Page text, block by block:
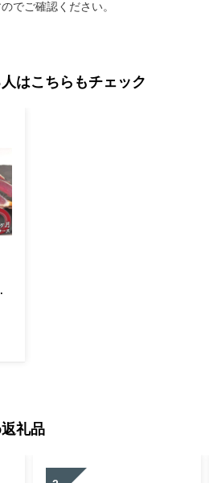
でご確認ください。
はこちらもチェック
礼品